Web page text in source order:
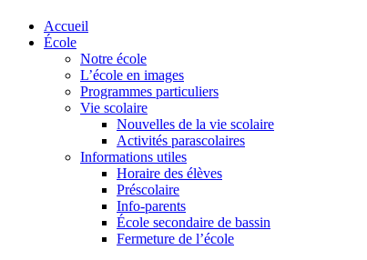
Accueil
École
Notre école
L’école en images
Programmes particuliers
Vie scolaire
Nouvelles de la vie scolaire
Activités parascolaires
Informations utiles
Horaire des élèves
Préscolaire
Info-parents
École secondaire de bassin
Fermeture de l’école